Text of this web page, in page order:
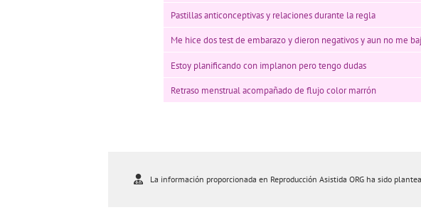
Pastillas anticonceptivas y relaciones durante la regla
Me hice dos test de embarazo y dieron negativos y aun no me
Estoy planificando con implanon pero tengo dudas
Retraso menstrual acompañado de flujo color marrón
La información proporcionada en Reproducción Asistida ORG ha sido